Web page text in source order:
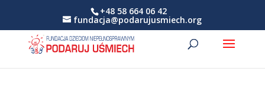
+48 58 664 06 42
fundacja@podarujusmiech.org